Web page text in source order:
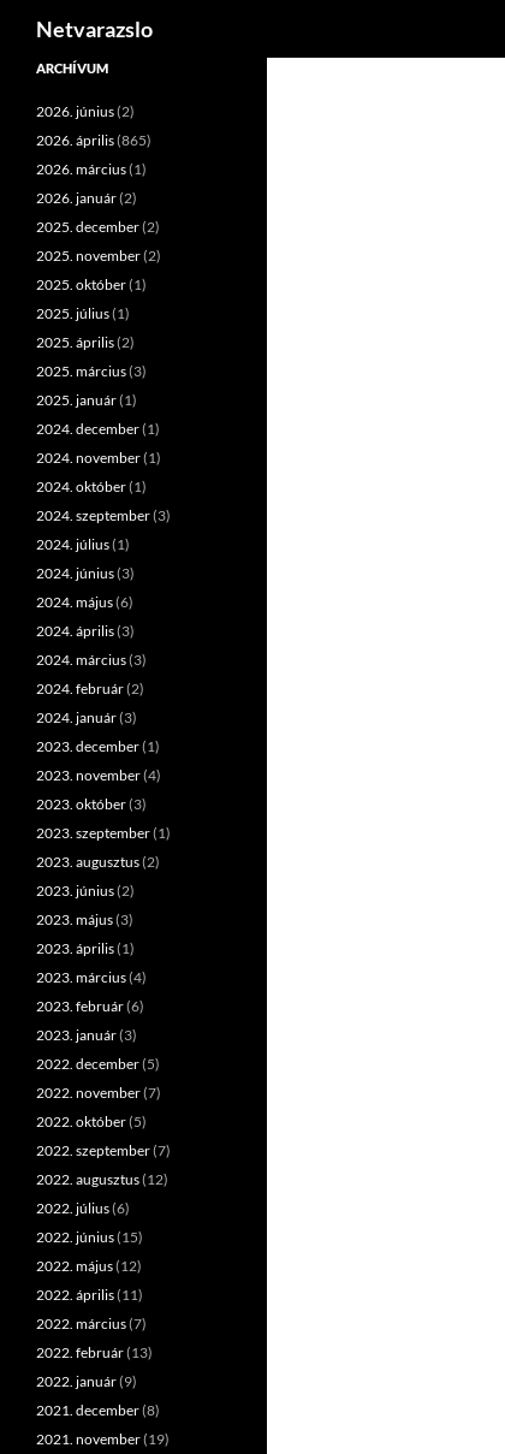
Kilépés
Netvarazslo
ARCHÍVUM
2026. június(2)
2026. április(865)
2026. március(1)
2026. január(2)
2025. december(2)
2025. november(2)
2025. október(1)
2025. július(1)
2025. április(2)
2025. március(3)
2025. január(1)
2024. december(1)
2024. november(1)
2024. október(1)
2024. szeptember(3)
2024. július(1)
2024. június(3)
2024. május(6)
2024. április(3)
2024. március(3)
2024. február(2)
2024. január(3)
2023. december(1)
2023. november(4)
2023. október(3)
2023. szeptember(1)
2023. augusztus(2)
2023. június(2)
2023. május(3)
2023. április(1)
2023. március(4)
2023. február(6)
2023. január(3)
2022. december(5)
2022. november(7)
2022. október(5)
2022. szeptember(7)
2022. augusztus(12)
2022. július(6)
2022. június(15)
2022. május(12)
2022. április(11)
2022. március(7)
2022. február(13)
2022. január(9)
2021. december(8)
2021. november(19)